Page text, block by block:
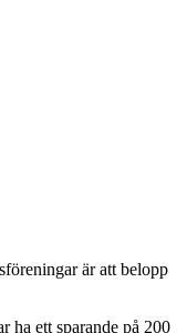
är att belopp
ha ett sparande på 200